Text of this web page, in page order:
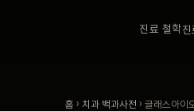
진료 철학
홈 › 치과 백과사전 › 글래스아이